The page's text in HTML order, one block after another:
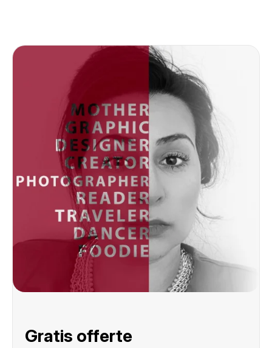
Gratis offerte